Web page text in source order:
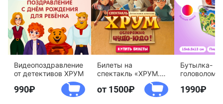
Видеопоздравление
от детективов ХРУМ
990
Билеты на
спектакль «ХРУМ.
Осторожно, Чудо-
Юдо!»
от 1500
Бутылка-
агентство
1990